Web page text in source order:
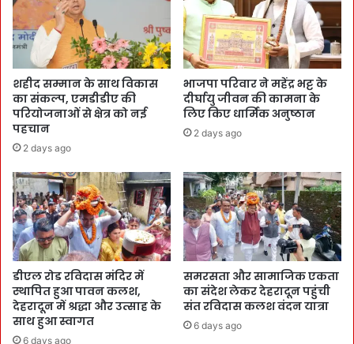
शहीद सम्मान के साथ विकास
का संकल्प, एमडीडीए की
परियोजनाओं से क्षेत्र को नई
पहचान
2 days ago
भाजपा परिवार ने महेंद्र भट्ट के
दीर्घायु जीवन की कामना के
लिए किए धार्मिक अनुष्ठान
2 days ago
डीएल रोड रविदास मंदिर में
स्थापित हुआ पावन कलश,
देहरादून में श्रद्धा और उत्साह के
साथ हुआ स्वागत
6 days ago
समरसता और सामाजिक एकता
का संदेश लेकर देहरादून पहुंची
संत रविदास कलश वंदन यात्रा
6 days ago